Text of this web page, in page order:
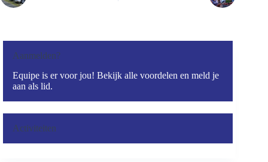
Aanmelden?
Equipe is er voor jou! Bekijk alle voordelen en meld je
aan als lid.
Activiteiten